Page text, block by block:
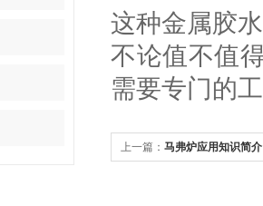
这种金属胶
不论值不值
需要专门的
上一篇： 马弗炉应用知识简介